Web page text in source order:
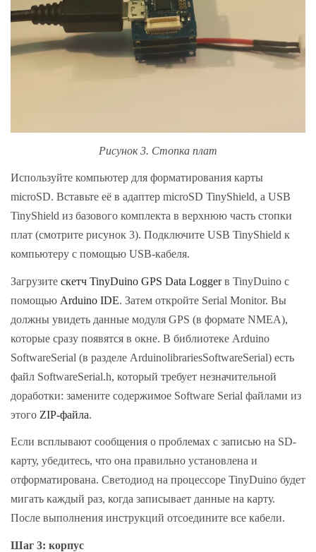
Рисунок 3. Стопка плат
Используйте компьютер для форматирования карты
microSD. Вставьте её в адаптер microSD TinyShield, а USB
TinyShield из базового комплекта в верхнюю часть стопки
плат (смотрите рисунок 3). Подключите USB TinyShield к
компьютеру с помощью USB-кабеля.
Загрузите скетч TinyDuino GPS Data Loggerв TinyDuino с
помощью Arduino IDE. Затем откройте Serial Monitor. Вы
должны увидеть данные модуля GPS (в формате NMEA),
которые сразу появятся в окне. В библиотеке Arduino
SoftwareSerial (в разделе ArduinolibrariesSoftwareSerial) есть
файл SoftwareSerial.h, который требует незначительной
доработки: замените содержимое Software Serial файлами из
этого ZIP-файла.
Если всплывают сообщения о проблемах с записью на SD-
карту, убедитесь, что она правильно установлена ​​и
отформатирована. Светодиод на процессоре TinyDuino будет
мигать каждый раз, когда записывает данные на карту.
После выполнения инструкций отсоедините все кабели.
Шаг 3: корпус